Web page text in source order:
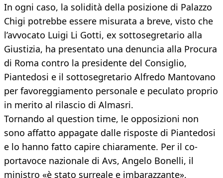
In ogni caso, la solidità della posizione di Palazzo
Chigi potrebbe essere misurata a breve, visto che
l’avvocato Luigi Li Gotti, ex sottosegretario alla
Giustizia, ha presentato una denuncia alla Procura
di Roma contro la presidente del Consiglio,
Piantedosi e il sottosegretario Alfredo Mantovano
per favoreggiamento personale e peculato proprio
in merito al rilascio di Almasri.
Tornando al question time, le opposizioni non
sono affatto appagate dalle risposte di Piantedosi
e lo hanno fatto capire chiaramente. Per il co-
portavoce nazionale di Avs, Angelo Bonelli, il
ministro «è stato surreale e imbarazzante»,